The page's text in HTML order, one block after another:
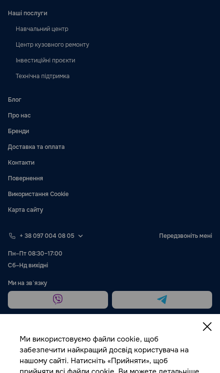
Наші послуги
Навчальний центр
Центр кузовного ремонту
Інвестиційні проєкти
Технічна підтримка
Блог
Про нас
Бренди
Доставка та оплата
Контакти
Повернення
Використання Cookie
Карта сайту
+ 38 097 004 08 05 Передзвоніть мені
Пн–Пт 08:30–17:00
Сб–Нд вихідні
Ми на звʼязку
Публічна оферта
Ми використовуємо файли cookie, щоб
забезпечити найкращий досвід користувача на
нашому сайті. Натисніть «Прийняти», щоб